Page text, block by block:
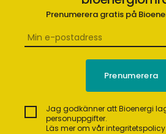
Prenumerera gratis på
Jag godkänner att Bioenergi
personuppgifter.
Läs mer om vår integritetspolicy